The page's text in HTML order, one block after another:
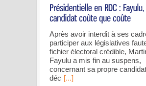
Après avoir interdit à ses
participer aux législatives
fichier électoral crédible,
Fayulu a mis fin au suspens,
concernant sa propre
déc [...]